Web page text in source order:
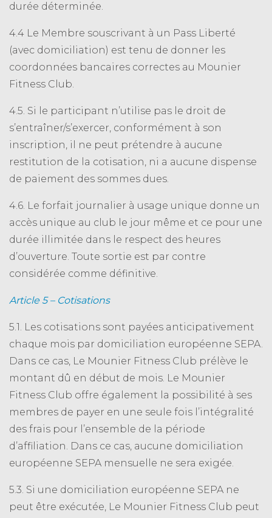
durée déterminée.
4.4 Le Membre souscrivant à un Pass Liberté
(avec domiciliation) est tenu de donner les
coordonnées bancaires correctes au Mounier
Fitness Club.
4.5. Si le participant n’utilise pas le droit de
s’entraîner/s’exercer, conformément à son
inscription, il ne peut prétendre à aucune
restitution de la cotisation, ni a aucune dispense
de paiement des sommes dues.
4.6. Le forfait journalier à usage unique donne un
accès unique au club le jour même et ce pour une
durée illimitée dans le respect des heures
d’ouverture. Toute sortie est par contre
considérée comme définitive.
Article 5 – Cotisations
5.1. Les cotisations sont payées anticipativement
chaque mois par domiciliation européenne SEPA.
Dans ce cas, Le Mounier Fitness Club prélève le
montant dû en début de mois. Le Mounier
Fitness Club offre également la possibilité à ses
membres de payer en une seule fois l’intégralité
des frais pour l’ensemble de la période
d’affiliation. Dans ce cas, aucune domiciliation
européenne SEPA mensuelle ne sera exigée.
5.3. Si une domiciliation européenne SEPA ne
peut être exécutée, Le Mounier Fitness Club peut